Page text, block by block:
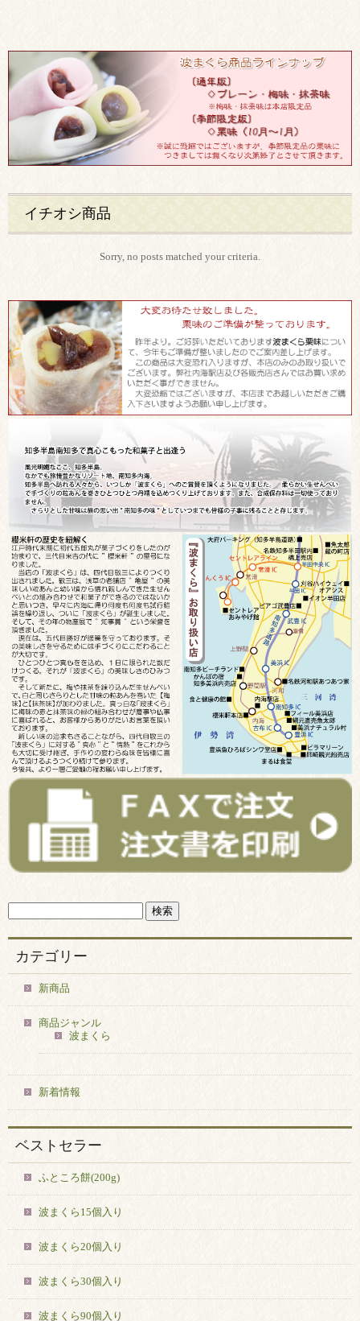
イチオシ商品
Sorry, no posts matched your criteria.
カテゴリー
新商品
商品ジャンル
波まくら
新着情報
ベストセラー
ふところ餅(200g)
波まくら15個入り
波まくら20個入り
波まくら30個入り
波まくら90個入り